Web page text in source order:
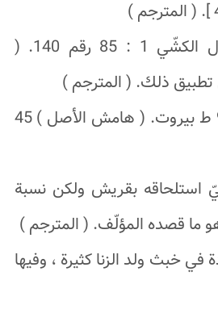
2. ليأخذنّك ... رجال الكشّي 1 : 85 رقم 140. (
ذلك. ( المترجم )
3. بحار الأنوار 45 : 9 ط بيروت. ( هامش الأصل ) 45
استلحاقه بقريش ولكن نسبة
هو ما قصده المؤلّف. ( المترجم )
في خبث ولد الزنا كثيرة ، وفيها